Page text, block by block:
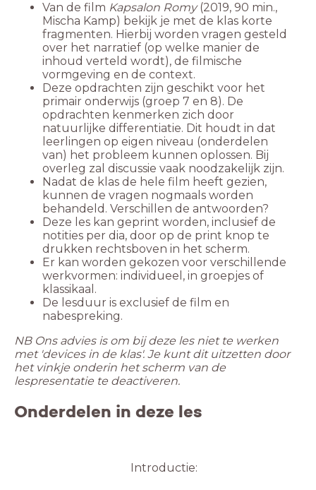
Van de film Kapsalon Romy(2019, 90 min.,
Mischa Kamp) bekijk je met de klas korte
fragmenten. Hierbij worden vragen gesteld
over het narratief (op welke manier de
inhoud verteld wordt), de filmische
vormgeving en de context.
Deze opdrachten zijn geschikt voor het
primair onderwijs (groep 7 en 8). De
opdrachten kenmerken zich door
natuurlijke differentiatie. Dit houdt in dat
leerlingen op eigen niveau (onderdelen
van) het probleem kunnen oplossen. Bij
overleg zal discussie vaak noodzakelijk zijn.
Nadat de klas de hele film heeft gezien,
kunnen de vragen nogmaals worden
behandeld. Verschillen de antwoorden?
Deze les kan geprint worden, inclusief de
notities per dia, door op de print knop te
drukken rechtsboven in het scherm.
Er kan worden gekozen voor verschillende
werkvormen: individueel, in groepjes of
klassikaal.
De lesduur is exclusief de film en
nabespreking.
NB Ons advies is om bij deze les niet te werken
met 'devices in de klas'. Je kunt dit uitzetten door
het vinkje onderin het scherm van de
lespresentatie te deactiveren.
Onderdelen in deze les
Introductie: